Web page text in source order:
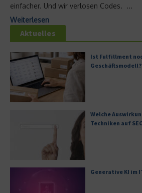
einfacher. Und wir verlosen Codes. ...
Weiterlesen
Aktuelles
Ist Fulfillment
Geschäftsmodell?
Welche
Techniken auf
Generative KI im